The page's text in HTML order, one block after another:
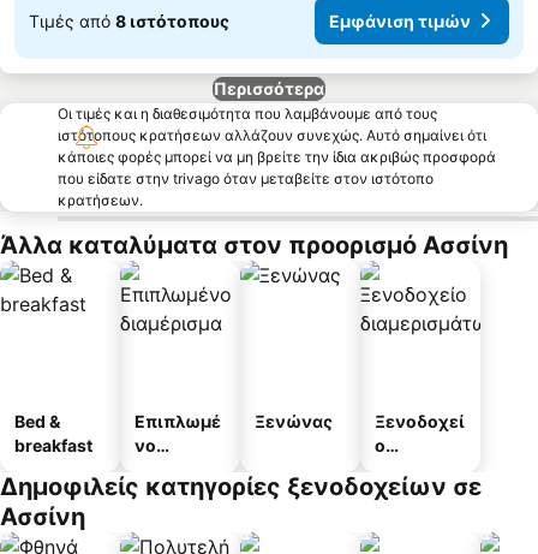
Τιμές από 8 ιστότοπους Εμφάνιση τιμών
Περισσότερα
Οι τιμές και η διαθεσιμότητα που λαμβάνουμε από τους
ιστότοπους κρατήσεων αλλάζουν συνεχώς. Αυτό σημαίνει ότι
κάποιες φορές μπορεί να μη βρείτε την ίδια ακριβώς προσφορά
που είδατε στην trivago όταν μεταβείτε στον ιστότοπο
κρατήσεων.
Άλλα καταλύματα στον προορισμό Ασσίνη
Bed &
breakfast
Επιπλωμέ
νο
α
Ξενώνας
Ξενοδοχεί
ο
άτων
Δημοφιλείς κατηγορίες ξενοδοχείων σε
Ασσίνη